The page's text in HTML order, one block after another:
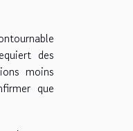
des
moins
que